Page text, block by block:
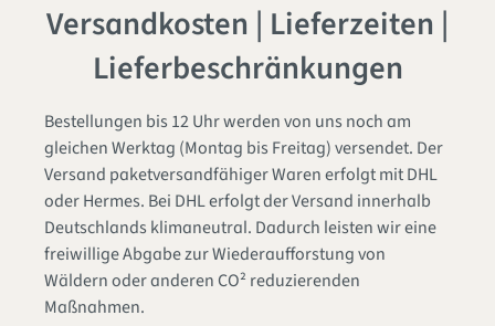
Versandkosten | Lieferzeiten |
Lieferbeschränkungen
Bestellungen bis 12 Uhr werden von uns noch am
gleichen Werktag (Montag bis Freitag) versendet. Der
Versand paketversandfähiger Waren erfolgt mit DHL
oder Hermes. Bei DHL erfolgt der Versand innerhalb
Deutschlands klimaneutral. Dadurch leisten wir eine
freiwillige Abgabe zur Wiederaufforstung von
Wäldern oder anderen CO² reduzierenden
Maßnahmen.